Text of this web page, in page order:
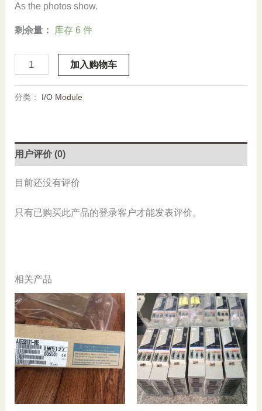
As the photos show.
剩余量： 库存 6 件
Stock,
Keyence,
C32T,
量
加入购物车
分类： I/O Module
用户评价 (0)
目前还没有评价
只有已购买此产品的登录客户才能发表评价。
相关产品